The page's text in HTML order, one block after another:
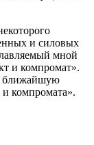
и силовых
мной
и компромат».
ближайшую
компромата».